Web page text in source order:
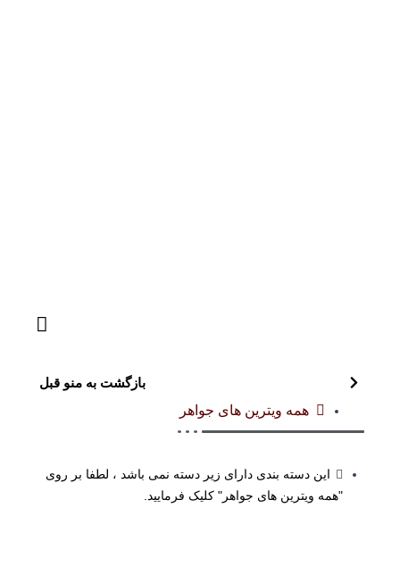
بازگشت به منو قبل
همه ویترین های جواهر
این دسته بندی دارای زیر دسته نمی باشد ، لطفا بر روی
"همه ویترین های جواهر" کلیک فرمایید.